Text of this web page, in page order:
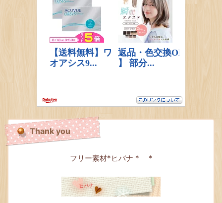
Thank you
フリー素材*ヒバナ * *